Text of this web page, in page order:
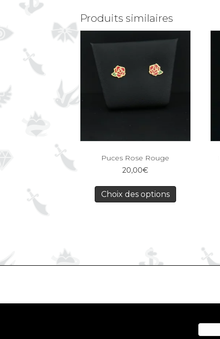
Produits similaires
Puces Rose Rouge
20,00€
Choix des options